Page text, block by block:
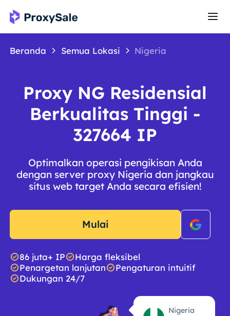
Beranda Semua Lokasi Nigeria
Proxy NG Residensial
Berkualitas Tinggi -
327664 IP
Optimalkan operasi pengikisan Anda
dengan server proxy Nigeria dan jangkau
situs web target Anda secara efisien!
Mulai
86 juta+ IP
Harga fleksibel
Penargetan lanjutan
Pengaturan intuitif
Dukungan 24/7
Nigeria